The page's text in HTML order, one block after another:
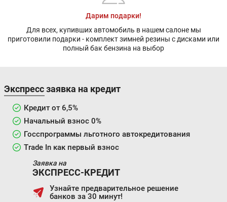
Дарим подарки!
Для всех, купивших автомобиль в нашем салоне мы
приготовили подарки - комплект зимней резины с дисками или
полный бак бензина на выбор
Экспресс заявка на кредит
Кредит от 6,5%
Начальный взнос 0%
Госспрограммы льготного автокредитования
Trade In как первый взнос
Заявка на
ЭКСПРЕСС-КРЕДИТ
Узнайте предварительное решение
банков за 30 минут!